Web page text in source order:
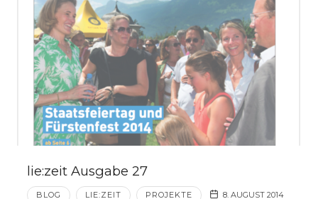
lie:zeit Ausgabe 27
BLOG LIE:ZEIT PROJEKTE 8. AUGUST 2014